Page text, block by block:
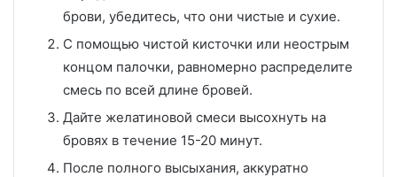
брови, убедитесь, что они чистые и сухие.
С помощью чистой кисточки или неострым
концом палочки, равномерно распределите
смесь по всей длине бровей.
Дайте желатиновой смеси высохнуть на
бровях в течение 15-20 минут.
После полного высыхания, аккуратно